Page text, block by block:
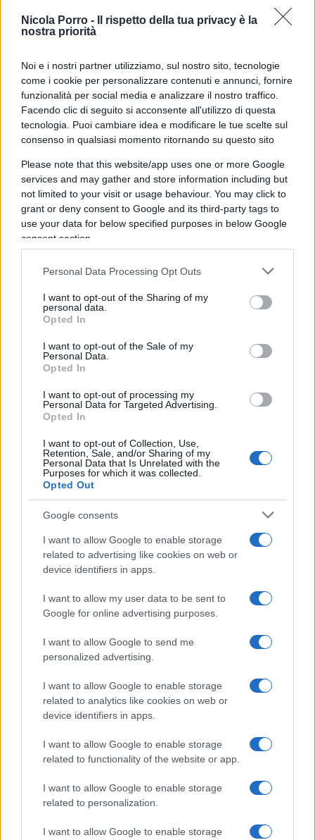
Nicola Porro -
Il rispetto della tua privacy è la
nostra priorità
Noi e i nostri partner utilizziamo, sul nostro sito, tecnologie
come i cookie per personalizzare contenuti e annunci, fornire
funzionalità per social media e analizzare il nostro traffico.
Facendo clic di seguito si acconsente all'utilizzo di questa
tecnologia. Puoi cambiare idea e modificare le tue scelte sul
consenso in qualsiasi momento ritornando su questo sito
Please note that this website/app uses one or more Google
services and may gather and store information including but
not limited to your visit or usage behaviour. You may click to
grant or deny consent to Google and its third-party tags to
use your data for below specified purposes in below Google
consent section.
Personal Data Processing Opt Outs
I want to opt-out of the Sharing of my
personal data.
Opted In
I want to opt-out of the Sale of my
Personal Data.
Opted In
I want to opt-out of processing my
Personal Data for Targeted Advertising.
Opted In
I want to opt-out of Collection, Use,
Retention, Sale, and/or Sharing of my
Personal Data that Is Unrelated with the
Purposes for which it was collected.
Opted Out
Google consents
I want to allow Google to enable storage
related to advertising like cookies on web or
device identifiers in apps.
I want to allow my user data to be sent to
Google for online advertising purposes.
I want to allow Google to send me
personalized advertising.
I want to allow Google to enable storage
related to analytics like cookies on web or
device identifiers in apps.
I want to allow Google to enable storage
related to functionality of the website or app.
I want to allow Google to enable storage
related to personalization.
I want to allow Google to enable storage
Biden che i suoi collaboratori concordano sul
rischio concreto che Putin possa intensificare i
della guerra più cruenta. Per intenderci, quella
che interessò l’assedio di Melitopol oppure il
genocidio di Bucha.
Eppure, al di là degli ultimi esiti positivi delle
offensive ucraine, gli Stati Uniti sarebbero ben
lungi dal definire Kiev la prossima vincente del
conflitto. Secondo il presidente Biden, infatti,
“attraverso l’aiuto significativo che noi e i nostri
coraggio e determinazione del popolo ucraino,
l’Ucraina non sta perdendo la guerra
e sta
ottenendo guadagni in alcune aree”. Subito dopo,
però, arriva il campanello d’allarme: “Vincere la
guerra significa far uscire completamente la
Russia dall’Ucraina e riconoscerne la sovranità”.
Insomma,fine guerra mai. Almeno per adesso.
La risposta del Cremlino
Il Cremlino, infatti, non potrà mai riconoscere
l’esistenza di uno Stato, che da sempre ha
etichettato come regione ribelle
. Per di più, la
Russia dall’Ucraina” significa che Putin dovrà
legittimare una Crimea solo ed esclusivamente
russe, ovviamente, sono ben distanti. Il portavoce
del Cremlino, Dmitri Peskov, ha specificato come
la Crimea sia “parte integrante della
Federazione Russae qualsiasi rivendicazione sul
territorio russo riceverà una risposta adeguata da
Mosca”.
Insomma, la situazione bellica non pare ancora
sbloccarsi. L’intenzione della Casa Bianca non
sembra quella di sostenere a spada tratta la